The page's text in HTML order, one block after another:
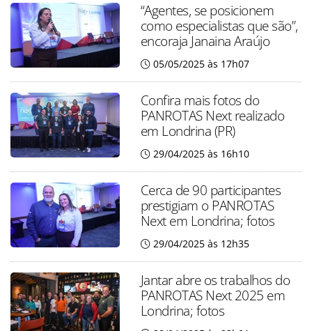
“Agentes, se posicionem
como especialistas que são”,
encoraja Janaina Araújo
05/05/2025 às 17h07
Confira mais fotos do
PANROTAS Next realizado
em Londrina (PR)
29/04/2025 às 16h10
Cerca de 90 participantes
prestigiam o PANROTAS
Next em Londrina; fotos
29/04/2025 às 12h35
Jantar abre os trabalhos do
PANROTAS Next 2025 em
Londrina; fotos